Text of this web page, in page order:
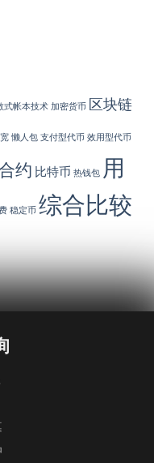
式帐本技术 加密货币 区块链
懒人包 支付型代币 效用型代币
约 比特币 热钱包 用
稳定币 综合比较